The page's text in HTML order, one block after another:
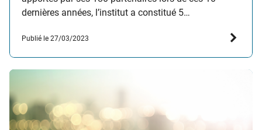
dernières années, l’institut a constitué 5
facilitent et accélèrent le transfert et le déploiement…
Publié le 27/03/2023